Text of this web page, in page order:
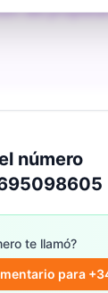
del
número
te llamó?
para